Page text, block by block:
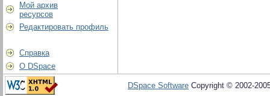
Мой архив
ресурсов
Редактировать профиль
Справка
О DSpace
DSpace Software Copyright © 2002-